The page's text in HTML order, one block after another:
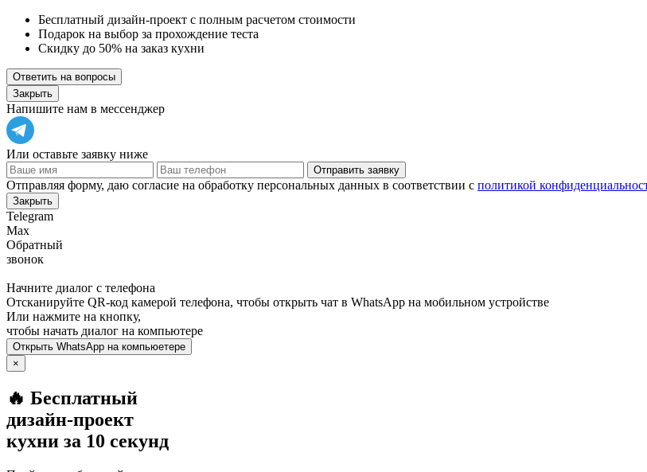
Бесплатный дизайн-проект с полным расчетом стоимости
Подарок на выбор за прохождение теста
Скидку до 50% на заказ кухни
Ответить на вопросы
Закрыть
Напишите нам в мессенджер
Или оставьте заявку ниже
Отправить заявку
Отправляя форму, даю согласие на обработку персональных данных в соответствии с политикой
Закрыть
Telegram
Max
Обратный
звонок
Начните диалог с телефона
Отсканируйте QR-код камерой телефона, чтобы открыть чат в WhatsApp на мобильном устройстве
Или нажмите на кнопку,
чтобы начать диалог на компьютере
Открыть WhatsApp на компьюетере
×
🔥 Бесплатный
дизайн-проект
кухни за 10 секунд